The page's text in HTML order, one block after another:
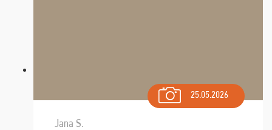
25.05.2026
Jana S.